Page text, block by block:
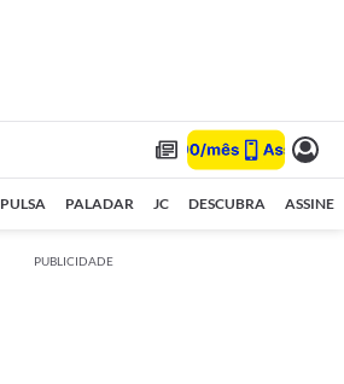
PULSA PALADAR JC DESCUBRA ASSINE
PUBLICIDADE